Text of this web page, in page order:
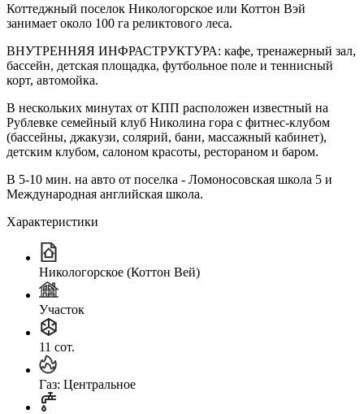
Коттеджный поселок Никологорское или Коттон Вэй
занимает около 100 га реликтового леса.
ВНУТРЕННЯЯ ИНФРАСТРУКТУРА: кафе, тренажерный зал,
бассейн, детская площадка, футбольное поле и теннисный
корт, автомойка.
В нескольких минутах от КПП расположен известный на
Рублевке семейный клуб Николина гора с фитнес-клубом
(бассейны, джакузи, солярий, бани, массажный кабинет),
детским клубом, салоном красоты, рестораном и баром.
В 5-10 мин. на авто от поселка - Ломоносовская школа 5 и
Международная английская школа.
Характеристики
Никологорское (Коттон Вей)
Участок
11 сот.
Газ: Центральное